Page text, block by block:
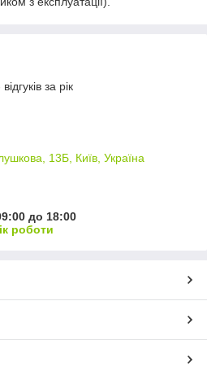
за рік
13Б, Київ, Україна
до 18:00
роботи